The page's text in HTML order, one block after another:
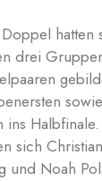
hatten
drei
ins
sich
und Noah